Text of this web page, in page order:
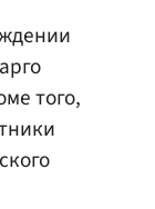
того,